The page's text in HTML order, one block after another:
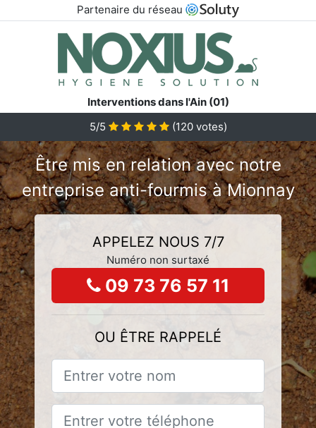
Partenaire du réseau
Interventions dans l'Ain (01)
5/5
(120votes)
Être mis en relation avec notre
entreprise anti-fourmis à Mionnay
APPELEZ NOUS 7/7
Numéro non surtaxé
09 73 76 57 11
OU ÊTRE RAPPELÉ